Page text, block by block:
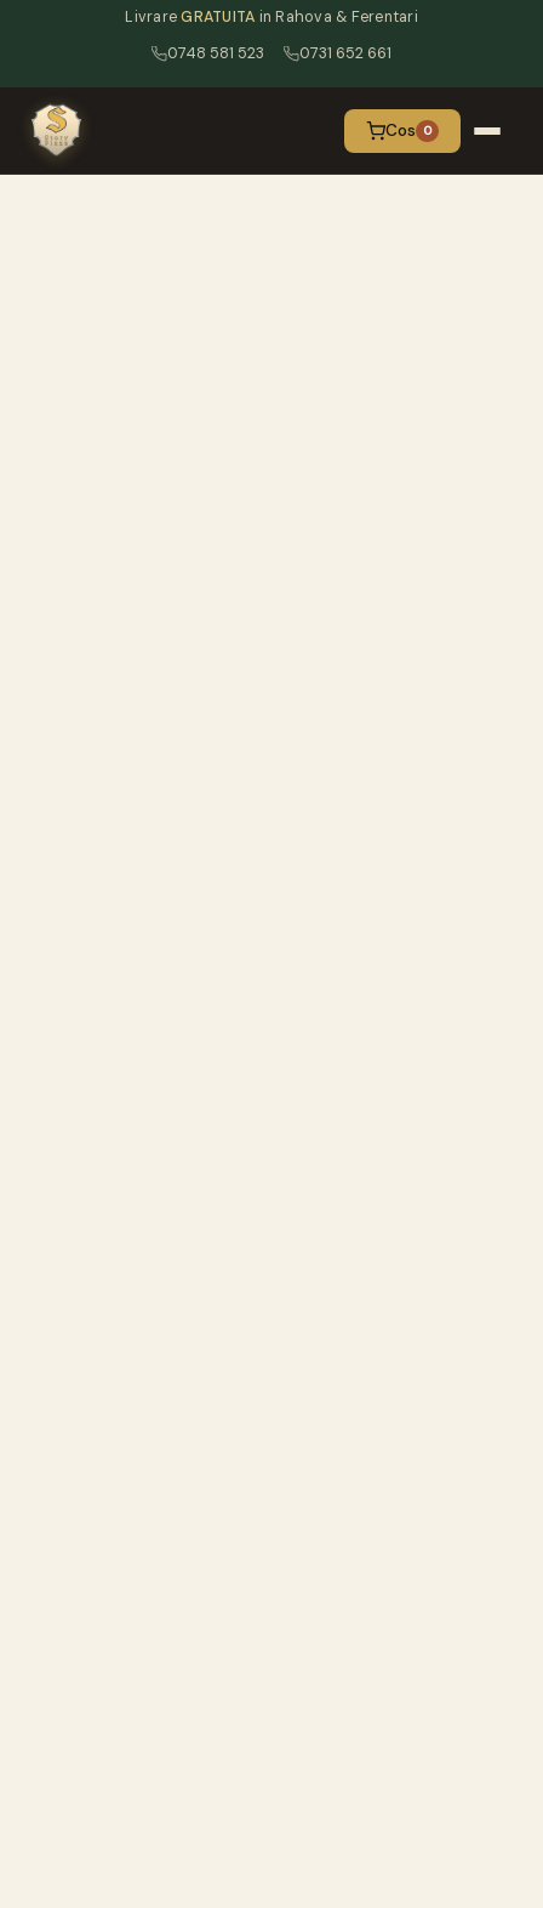
LivrareGRATUITA in Rahova & Ferentari
0748 581 523
0731 652 661
Cos 0